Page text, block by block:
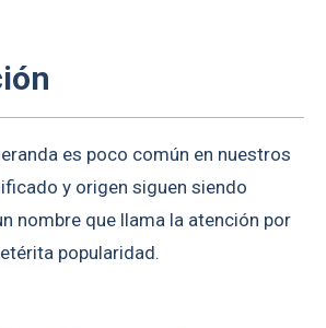
es poco común en nuestros
y origen siguen siendo
nombre que llama la atención por
popularidad.